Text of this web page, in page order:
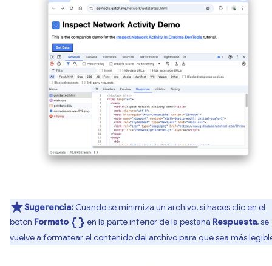
Sugerencia: Cuando se minimiza un archivo, si haces clic en el
botón Formato data_object en la parte inferior de la pestaña Respuesta, se
vuelve a formatear el contenido del archivo para que sea más